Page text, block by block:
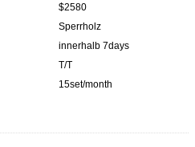
$2580
Sperrholz
innerhalb 7days
T/T
15set/month